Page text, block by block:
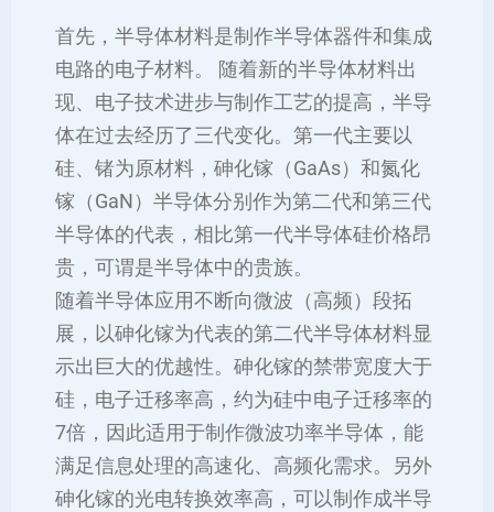
首先，半导体材料是制作半导体器件和集成
电路的电子材料。 随着新的半导体材料出
现、电子技术进步与制作工艺的提高，半导
体在过去经历了三代变化。第一代主要以
硅、锗为原材料，砷化镓（GaAs）和氮化
镓（GaN）半导体分别作为第二代和第三代
半导体的代表，相比第一代半导体硅价格昂
贵，可谓是半导体中的贵族。
随着半导体应用不断向微波（高频）段拓
展，以砷化镓为代表的第二代半导体材料显
示出巨大的优越性。砷化镓的禁带宽度大于
硅，电子迁移率高，约为硅中电子迁移率的
7倍，因此适用于制作微波功率半导体，能
满足信息处理的高速化、高频化需求。另外
砷化镓的光电转换效率高，可以制作成半导